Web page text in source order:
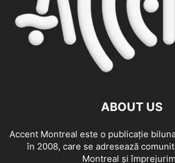
ABOUT US
Accent Montreal este o publicație
în 2008, care se adresează
Montreal şi